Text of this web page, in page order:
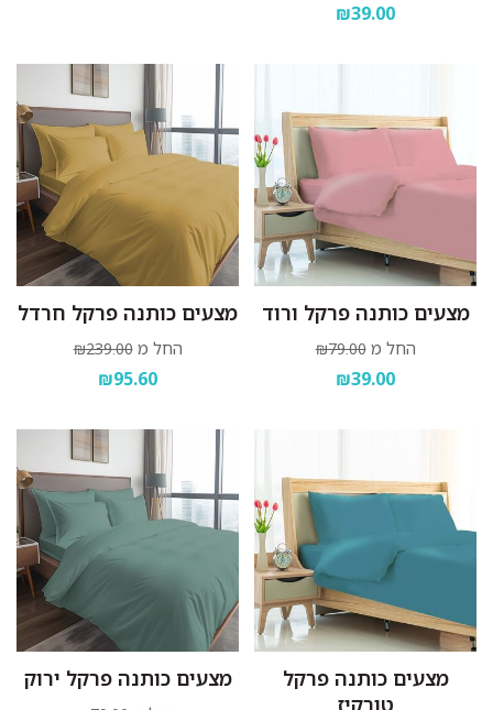
₪39.00
מצעים כותנה פרקל ורוד
החל מ ₪79.00
₪39.00
מצעים כותנה פרקל חרדל
החל מ ₪239.00
₪95.60
מצעים כותנה פרקל
טורקיז
מצעים כותנה פרקל ירוק